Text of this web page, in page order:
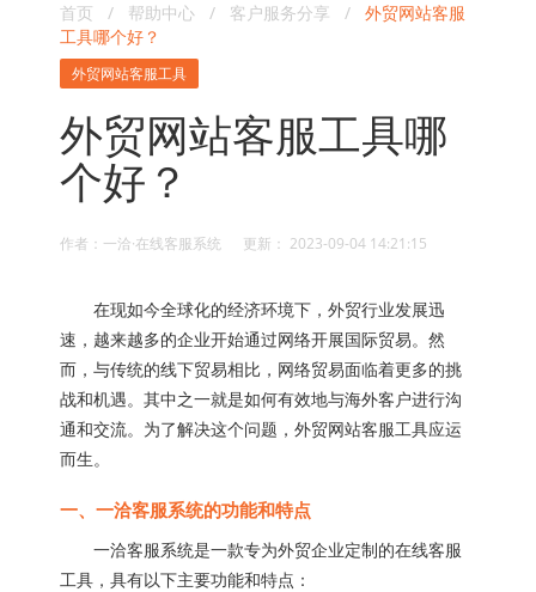
首页 / 帮助中心 / 客户服务分享 / 外贸网站客服
工具哪个好？
外贸网站客服工具
外贸网站客服工具哪
个好？
作者：一洽·在线客服系统 更新： 2023-09-04 14:21:15
在现如今全球化的经济环境下，外贸行业发展迅
速，越来越多的企业开始通过网络开展国际贸易。然
而，与传统的线下贸易相比，网络贸易面临着更多的挑
战和机遇。其中之一就是如何有效地与海外客户进行沟
通和交流。为了解决这个问题，外贸网站客服工具应运
而生。
一、一洽客服系统的功能和特点
一洽客服系统是一款专为外贸企业定制的在线客服
工具，具有以下主要功能和特点：